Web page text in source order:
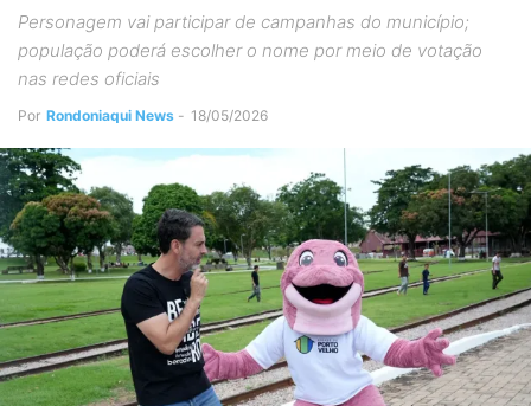
Personagem vai participar de campanhas do município;
população poderá escolher o nome por meio de votação
nas redes oficiais
Por Rondoniaqui News - 18/05/2026